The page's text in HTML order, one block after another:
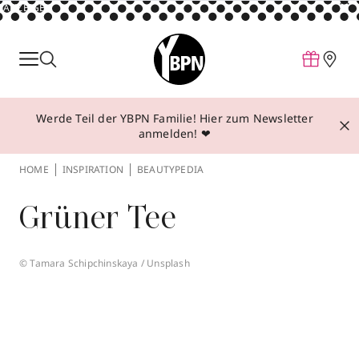
ANZEIGE
Parfum
Make-up
Behandlungen
Über YBPN
Aktionen
Werde Teil der YBPN Familie! Hier zum Newsletter
anmelden! ❤
HOME INSPIRATION BEAUTYPEDIA
Grüner Tee
© Tamara Schipchinskaya / Unsplash